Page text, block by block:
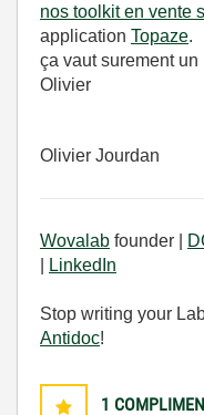
nos toolkit en vente
application Topaze.
ça vaut surement
Olivier
Olivier Jourdan
Wovalab founder |
LinkedIn
Stop writing your
Antidoc!
1